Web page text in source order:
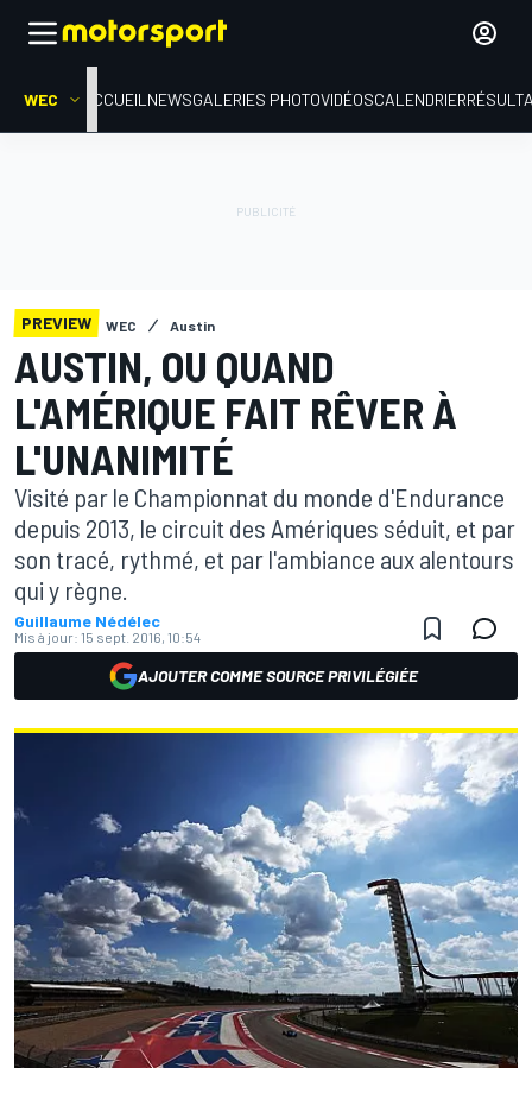
WEC ACCUEIL NEWSGALERIES PHOTOVIDÉOSCALENDRIER
PREVIEW WEC Austin
AUSTIN, OU QUAND
L'AMÉRIQUE FAIT RÊVER À
L'UNANIMITÉ
Visité par le Championnat du monde d'Endurance
depuis 2013, le circuit des Amériques séduit, et par
son tracé, rythmé, et par l'ambiance aux alentours
qui y règne.
Guillaume Nédélec
Mis à jour: 15 sept. 2016, 10:54
AJOUTER COMME SOURCE PRIVILÉGIÉE